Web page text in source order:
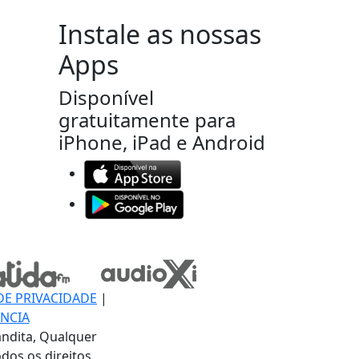
Instale as nossas
Apps
Disponível
gratuitamente para
iPhone, iPad e Android
PRIVACIDADE |
Qualquer